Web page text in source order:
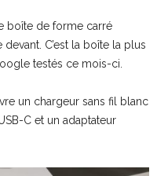
boîte de forme carré
C’est la boîte la plus
testés ce mois-ci.
un chargeur sans fil blanc
C et un adaptateur